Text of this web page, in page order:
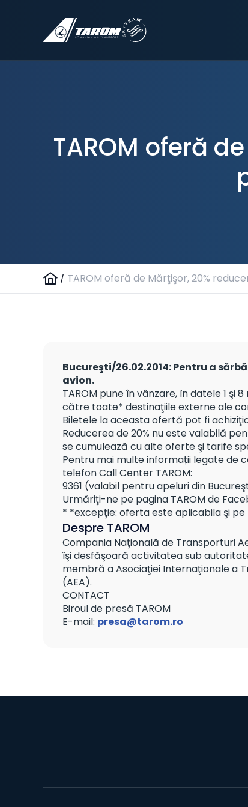
TAROM oferă
/ TAROM oferă de Mărţişor, 20%
Bucureşti/26.02.2014: Pentru a
avion.
TAROM pune în vânzare, în datele 1
către toate* destinaţiile externe ale
Biletele la aceasta ofertă pot fi
Reducerea de 20% nu este valabilă
se cumulează cu alte oferte şi tarife
Pentru mai multe informații legate de
telefon Call Center TAROM:
9361 (valabil pentru apeluri din
Urmăriţi-ne pe pagina TAROM de
* *excepţie: oferta este aplicabila şi
Despre TAROM
Compania Naţională de Transporturi
îşi desfăşoară activitatea sub
membră a Asociaţiei Internaţionale a
(AEA).
CONTACT
Biroul de presă TAROM
E-mail: presa@tarom.ro